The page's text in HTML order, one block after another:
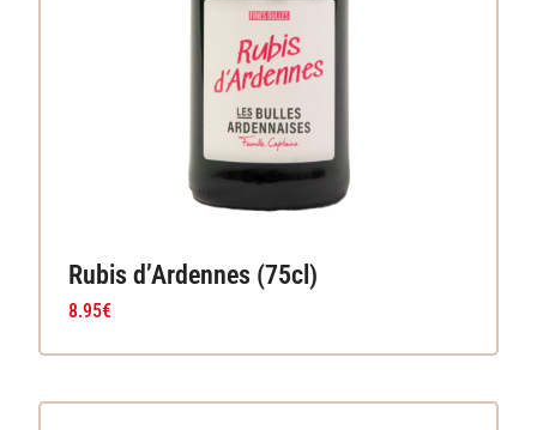
Rubis d’Ardennes (75cl)
8.95€